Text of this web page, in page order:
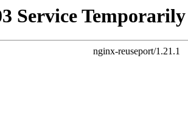
Service
nginx-reuseport/1.21.1